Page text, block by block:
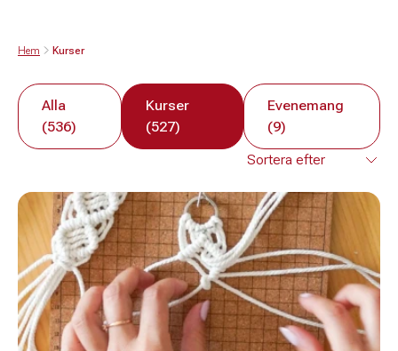
Hem Kurser
Alla
(536)
Kurser
(527)
Evenemang
(9)